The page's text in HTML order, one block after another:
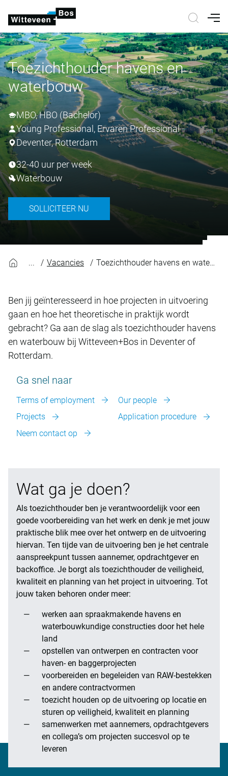
Toezichthouder havens en
waterbouw
MBO, HBO (Bachelor)
Young Professional, Ervaren Professional
Deventer, Rotterdam
32-40 uur per week
Waterbouw
SOLLICITEER NU
Vacancies Toezichthouder havens en waterbouw
Ben jij geïnteresseerd in hoe projecten in uitvoering
gaan en hoe het theoretische in praktijk wordt
gebracht? Ga aan de slag als toezichthouder havens
en waterbouw bij Witteveen+Bos in Deventer of
Rotterdam.
Ga snel naar
Terms of employment
Our people
Projects
Application procedure
Neem contact op
Wat ga je doen?
Als toezichthouder ben je verantwoordelijk voor een
goede voorbereiding van het werk en denk je met jouw
praktische blik mee over het ontwerp en de uitvoering
hiervan. Ten tijde van de uitvoering ben je het centrale
aanspreekpunt tussen aannemer, opdrachtgever en
backoffice. Je borgt als toezichthouder de veiligheid,
kwaliteit en planning van het project in uitvoering. Tot
jouw taken behoren onder meer:
werken aan spraakmakende havens en
waterbouwkundige constructies door het hele
land
opstellen van ontwerpen en contracten voor
haven- en baggerprojecten
voorbereiden en begeleiden van RAW-bestekken
en andere contractvormen
toezicht houden op de uitvoering op locatie en
sturen op veiligheid, kwaliteit en planning
samenwerken met aannemers, opdrachtgevers
en collega’s om projecten succesvol op te
leveren